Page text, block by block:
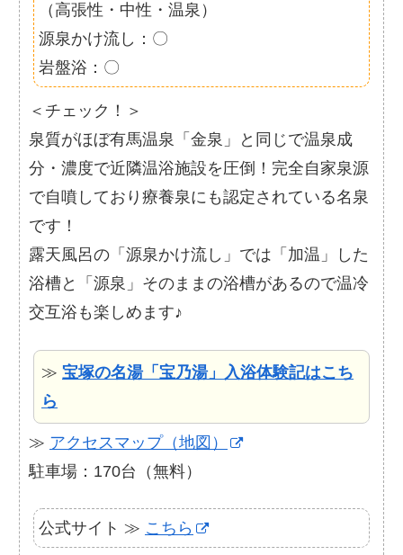
（高張性・中性・温泉）
源泉かけ流し：〇
岩盤浴：〇
＜チェック！＞
泉質がほぼ有馬温泉「金泉」と同じで温泉成
分・濃度で近隣温浴施設を圧倒！完全自家泉源
で自噴しており療養泉にも認定されている名泉
です！
露天風呂の「源泉かけ流し」では「加温」した
浴槽と「源泉」そのままの浴槽があるので温冷
交互浴も楽しめます♪
≫ 宝塚の名湯「宝乃湯」入浴体験記はこち
ら
≫ アクセスマップ（地図）
駐車場：170台（無料）
公式サイト ≫ こちら